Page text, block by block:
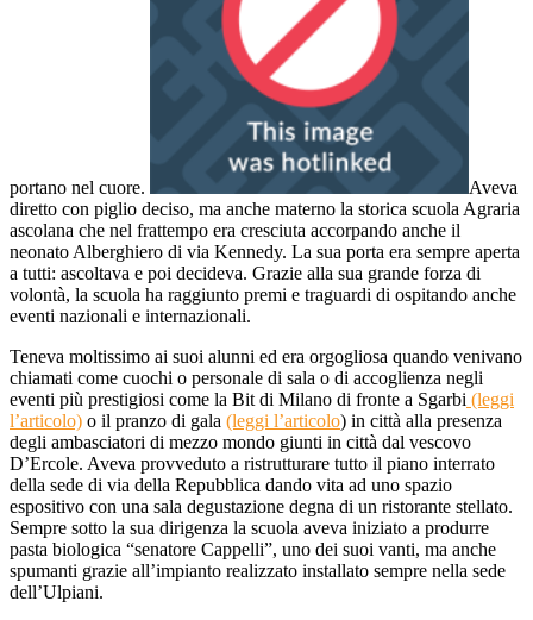
portano nel cuore.
Aveva
diretto con piglio deciso, ma anche materno la storica scuola Agraria
ascolana che nel frattempo era cresciuta accorpando anche il
neonato Alberghiero di via Kennedy. La sua porta era sempre aperta
a tutti: ascoltava e poi decideva. Grazie alla sua grande forza di
volontà, la scuola ha raggiunto premi e traguardi di ospitando anche
eventi nazionali e internazionali.
Teneva moltissimo ai suoi alunni ed era orgogliosa quando venivano
chiamati come cuochi o personale di sala o di accoglienza negli
eventi più prestigiosi come la Bit di Milano di fronte a Sgarbi (leggi
l’articolo) o il pranzo di gala (leggi l’articolo) in città alla presenza
degli ambasciatori di mezzo mondo giunti in città dal vescovo
D’Ercole. Aveva provveduto a ristrutturare tutto il piano interrato
della sede di via della Repubblica dando vita ad uno spazio
espositivo con una sala degustazione degna di un ristorante stellato.
Sempre sotto la sua dirigenza la scuola aveva iniziato a produrre
pasta biologica “senatore Cappelli”, uno dei suoi vanti, ma anche
spumanti grazie all’impianto realizzato installato sempre nella sede
dell’Ulpiani.